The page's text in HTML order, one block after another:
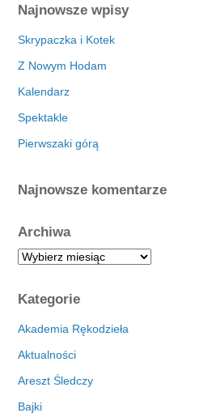
Najnowsze wpisy
Skrypaczka i Kotek
Z Nowym Hodam
Kalendarz
Spektakle
Pierwszaki górą
Najnowsze komentarze
Archiwa
A
h
i
a
Kategorie
Akademia Rękodzieła
Aktualności
Areszt Śledczy
Bajki